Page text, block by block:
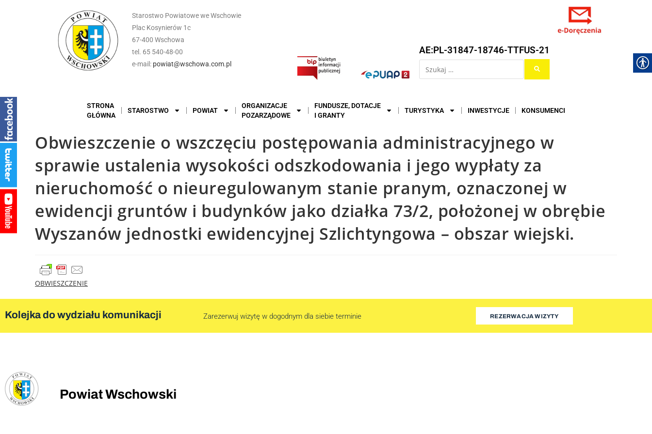
Starostwo Powiatowe we Wschowie
Plac Kosynierów 1c
67-400 Wschowa
tel. 65 540-48-00
e-mail: powiat@wschowa.com.pl
AE:PL-31847-18746-TTFUS-21
STRONA
GŁÓWNA
STAROSTWO POWIAT
ORGANIZACJE
POZARZĄDOWE
FUNDUSZE, DOTACJE
I GRANTY
TURYSTYKA INWESTYCJE KONSUMENCI
Obwieszczenie o wszczęciu postępowania administracyjnego w
sprawie ustalenia wysokości odszkodowania i jego wypłaty za
nieruchomość o nieuregulowanym stanie pranym, oznaczonej w
ewidencji gruntów i budynków jako działka 73/2, położonej w obrębie
Wyszanów jednostki ewidencyjnej Szlichtyngowa – obszar wiejski.
OBWIESZCZENIE
Kolejka do wydziału komunikacji Zarezerwuj wizytę w dogodnym dla siebie terminie REZERWACJA WIZYTY
Powiat Wschowski